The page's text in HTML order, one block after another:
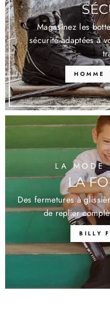
Magasinez les
sécurité adaptées à
HOMME
LA MODE
LA
Des fermetures à
de replier
BILLY